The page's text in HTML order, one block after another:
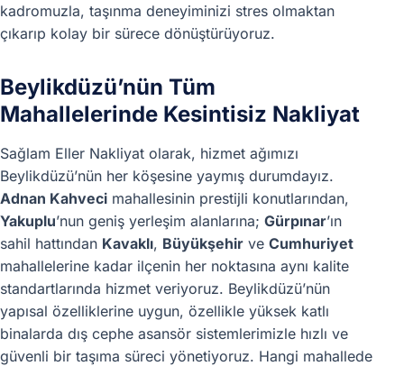
kadromuzla, taşınma deneyiminizi stres olmaktan
çıkarıp kolay bir sürece dönüştürüyoruz.
Beylikdüzü’nün Tüm
Mahallelerinde Kesintisiz Nakliyat
Sağlam Eller Nakliyat olarak, hizmet ağımızı
Beylikdüzü’nün her köşesine yaymış durumdayız.
Adnan Kahveci mahallesinin prestijli konutlarından,
Yakuplu’nun geniş yerleşim alanlarına; Gürpınar’ın
sahil hattından Kavaklı, Büyükşehir ve Cumhuriyet
mahallelerine kadar ilçenin her noktasına aynı kalite
standartlarında hizmet veriyoruz. Beylikdüzü’nün
yapısal özelliklerine uygun, özellikle yüksek katlı
binalarda dış cephe asansör sistemlerimizle hızlı ve
güvenli bir taşıma süreci yönetiyoruz. Hangi mahallede